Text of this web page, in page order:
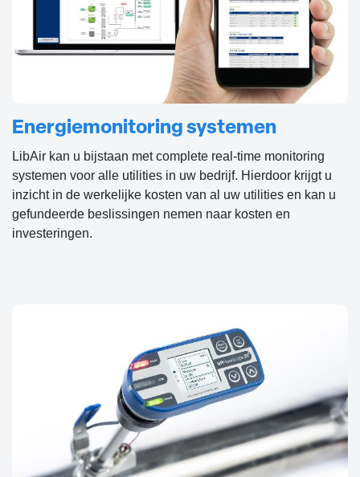
Energiemonitoring systemen
LibAir kan u bijstaan met complete real-time monitoring
systemen voor alle utilities in uw bedrijf. Hierdoor krijgt u
inzicht in de werkelijke kosten van al uw utilities en kan u
gefundeerde beslissingen nemen naar kosten en
investeringen.